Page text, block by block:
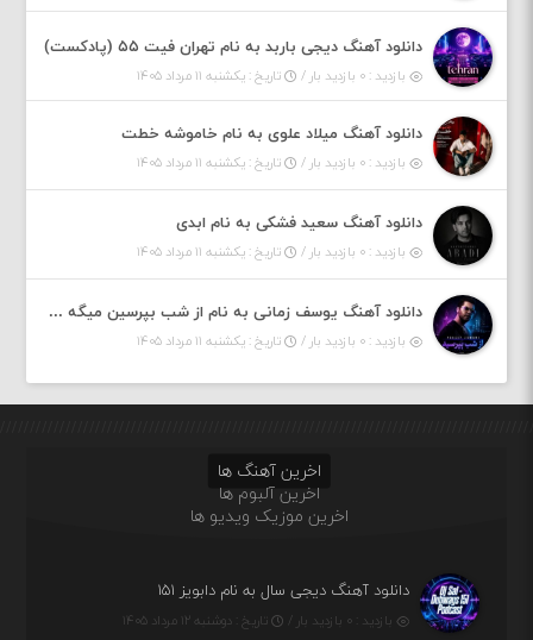
دانلود آهنگ دیجی باربد به نام تهران فیت ۵۵ (پادکست)
بازدید : ۰ بازدید بار / تاریخ : یکشنبه ۱۱ مرداد ۱۴۰۵
دانلود آهنگ میلاد علوی به نام خاموشه خطت
بازدید : ۰ بازدید بار / تاریخ : یکشنبه ۱۱ مرداد ۱۴۰۵
دانلود آهنگ سعید فشکی به نام ابدی
بازدید : ۰ بازدید بار / تاریخ : یکشنبه ۱۱ مرداد ۱۴۰۵
دانلود آهنگ یوسف زمانی به نام از شب بپرسین میگه چه روزگاری دارم
بازدید : ۰ بازدید بار / تاریخ : یکشنبه ۱۱ مرداد ۱۴۰۵
اخرین آهنگ ها
اخرین آلبوم ها
اخرین موزیک ویدیو ها
دانلود آهنگ دیجی سال به نام دابویز ۱۵۱
بازدید : ۰ بازدید بار / تاریخ : دوشنبه ۱۲ مرداد ۱۴۰۵